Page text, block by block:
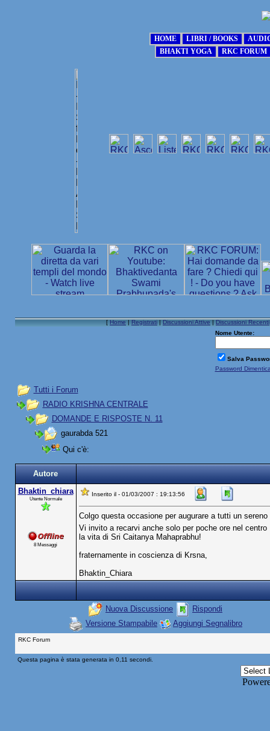
[Home|Registrati|Discussioni Attive|Discussioni Recenti
Nome Utente:
Salva
Password
Tutti i Forum
RADIO KRISHNA CENTRALE
DOMANDE E RISPOSTE N. 11
gaurabda 521
Qui c'è:
Autore
Bhaktin_chiara
Utente Normale
8 Messaggi
Inserito il - 01/03/2007 : 19:13:56
Colgo questa occasione per augurare a tutti un
Vi invito a recarvi anche solo per poche ore nel
la vita di Sri Caitanya Mahaprabhu!
fraternamente in coscienza di Krsna,
Bhaktin_Chiara
Nuova Discussione
Rispondi
Versione Stampabile
Aggiungi Segnalibro
RKC Forum
Questa pagina è stata generata in 0,11 secondi.